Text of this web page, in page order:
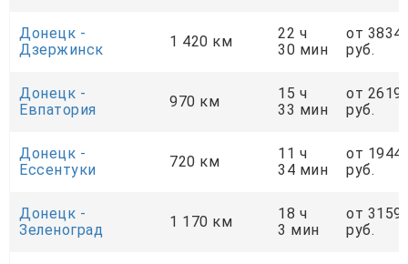
Донецк -
Дзержинск
1 420 км
22 ч
30 мин
от
руб.
Донецк -
Евпатория
970 км
15 ч
33 мин
от
руб.
Донецк -
Ессентуки
720 км
11 ч
34 мин
от
руб.
Донецк -
Зеленоград
1 170 км
18 ч
3 мин
от
руб.